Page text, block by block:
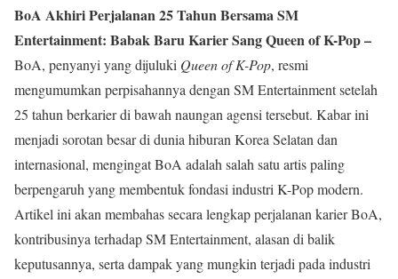
BoA Akhiri Perjalanan 25 Tahun Bersama SM
Entertainment: Babak Baru Karier Sang Queen of K-Pop –
BoA, penyanyi yang dijuluki Queen of K-Pop, resmi
mengumumkan perpisahannya dengan SM Entertainment setelah
25 tahun berkarier di bawah naungan agensi tersebut. Kabar ini
menjadi sorotan besar di dunia hiburan Korea Selatan dan
internasional, mengingat BoA adalah salah satu artis paling
berpengaruh yang membentuk fondasi industri K-Pop modern.
Artikel ini akan membahas secara lengkap perjalanan karier BoA,
kontribusinya terhadap SM Entertainment, alasan di balik
keputusannya, serta dampak yang mungkin terjadi pada industri